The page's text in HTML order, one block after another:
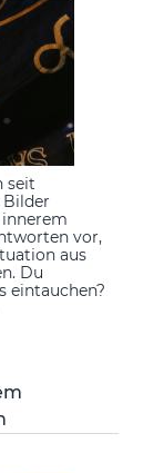
seit
vor,
aus
Du
eintauchen?